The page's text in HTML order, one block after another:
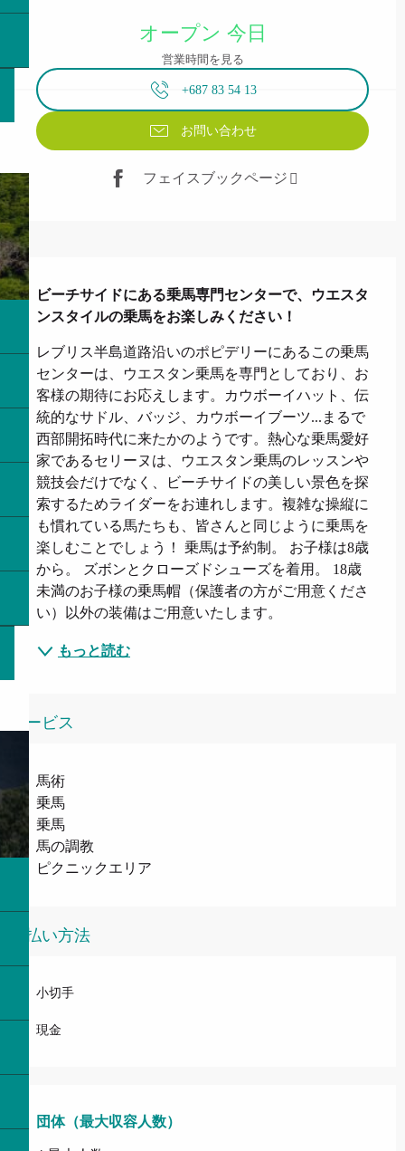
オープン 今日
営業時間を見る
+687 83 54 13
お問い合わせ
フェイスブックページ
説明
ビーチサイドにある乗馬専門センターで、ウエスタ
ンスタイルの乗馬をお楽しみください！
レブリス半島道路沿いのポピデリーにあるこの乗馬
センターは、ウエスタン乗馬を専門としており、お
客様の期待にお応えします。カウボーイハット、伝
統的なサドル、バッジ、カウボーイブーツ...まるで
西部開拓時代に来たかのようです。熱心な乗馬愛好
家であるセリーヌは、ウエスタン乗馬のレッスンや
競技会だけでなく、ビーチサイドの美しい景色を探
索するためライダーをお連れします。複雑な操縦に
も慣れている馬たちも、皆さんと同じように乗馬を
楽しむことでしょう！ 乗馬は予約制。 お子様は8歳
から。 ズボンとクローズドシューズを着用。 18歳
未満のお子様の乗馬帽（保護者の方がご用意くださ
い）以外の装備はご用意いたします。
もっと読む
サービス
馬術
乗馬
乗馬
馬の調教
ピクニックエリア
支払い方法
小切手
現金
団体（最大収容人数）
団体（最大収容人数）